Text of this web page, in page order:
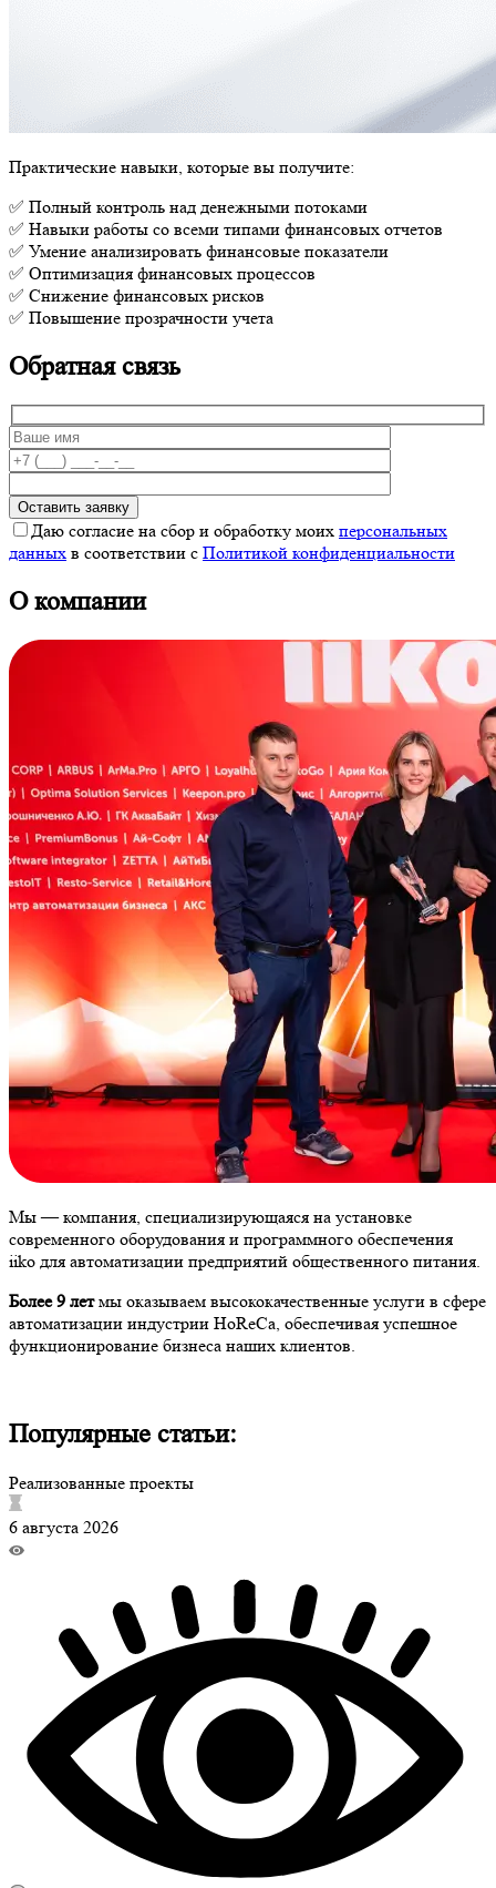
Практические навыки, которые вы получите:
✅ Полный контроль над денежными потоками
✅ Навыки работы со всеми типами финансовых отчетов
✅ Умение анализировать финансовые показатели
✅ Оптимизация финансовых процессов
✅ Снижение финансовых рисков
✅ Повышение прозрачности учета
Обратная связь
Даю согласие на сбор и обработку моих персональных
данных в соответствии с Политикой конфиденциальности
О компании
Мы — компания, специализирующаяся на установке
современного оборудования и программного обеспечения
iiko для автоматизации предприятий общественного питания.
Более 9 лет мы оказываем высококачественные услуги в сфере
автоматизации индустрии HoReCa, обеспечивая успешное
функционирование бизнеса наших клиентов.
Популярные статьи:
Реализованные проекты
6 августа 2026